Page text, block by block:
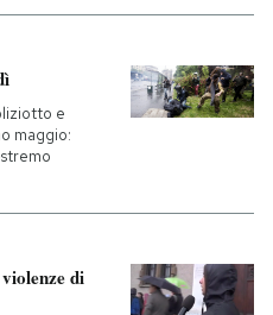
Altrecose
e
maggio:
di